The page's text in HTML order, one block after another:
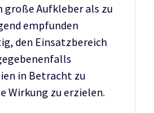
Aufkleber als zu
empfunden
den Einsatzbereich
in Betracht zu
Wirkung zu erzielen.